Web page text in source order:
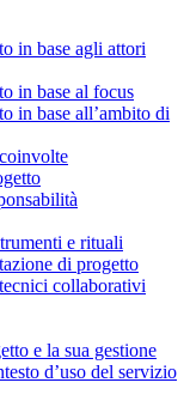
in base agli attori
in base al focus
in base all’ambito di
e rituali
di progetto
collaborativi
e la sua gestione
d’uso del servizio